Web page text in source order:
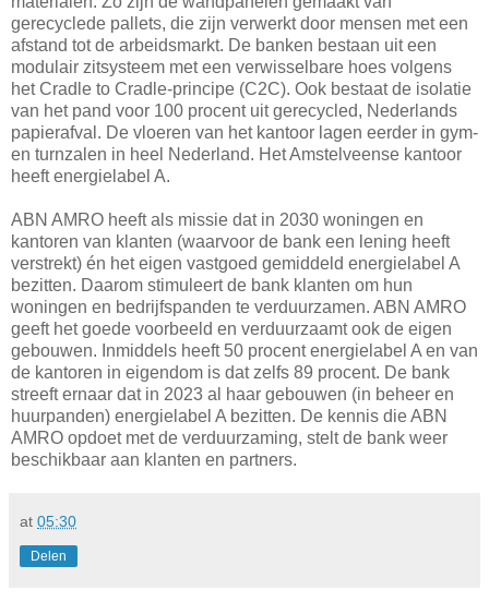
gerecyclede pallets, die zijn verwerkt door mensen met een
afstand tot de arbeidsmarkt. De banken bestaan uit een
modulair zitsysteem met een verwisselbare hoes volgens
het Cradle to Cradle-principe (C2C). Ook bestaat de isolatie
van het pand voor 100 procent uit gerecycled, Nederlands
papierafval. De vloeren van het kantoor lagen eerder in gym-
en turnzalen in heel Nederland. Het Amstelveense kantoor
heeft energielabel A.
ABN AMRO heeft als missie dat in 2030 woningen en
kantoren van klanten (waarvoor de bank een lening heeft
verstrekt) én het eigen vastgoed gemiddeld energielabel A
bezitten. Daarom stimuleert de bank klanten om hun
woningen en bedrijfspanden te verduurzamen. ABN AMRO
geeft het goede voorbeeld en verduurzaamt ook de eigen
gebouwen. Inmiddels heeft 50 procent energielabel A en van
de kantoren in eigendom is dat zelfs 89 procent. De bank
streeft ernaar dat in 2023 al haar gebouwen (in beheer en
huurpanden) energielabel A bezitten. De kennis die ABN
AMRO opdoet met de verduurzaming, stelt de bank weer
beschikbaar aan klanten en partners.
at 05:30
Delen